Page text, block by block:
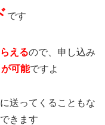
です
えるので、申し込み
可能ですよ
送ってくることもな
きます